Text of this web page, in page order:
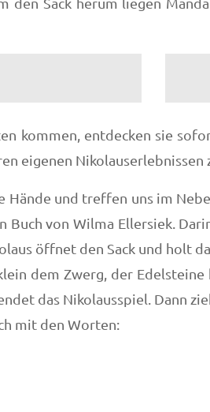
kommen, entdecken sie
eigenen Nikolauserlebnissen
Hände und treffen uns im
von Wilma Ellersiek.
öffnet den Sack und holt
dem Zwerg, der
das Nikolausspiel. Dann
mit den Worten: